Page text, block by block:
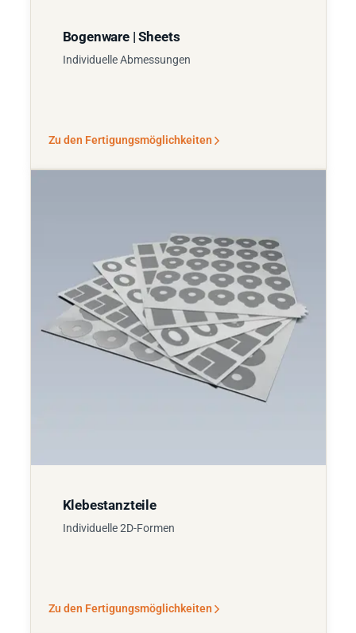
Bogenware | Sheets
Individuelle Abmessungen
Zu den Fertigungsmöglichkeiten
Klebestanzteile
Individuelle 2D-Formen
Zu den Fertigungsmöglichkeiten